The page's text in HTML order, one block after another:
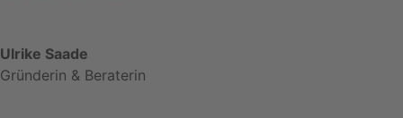
Ulrike Saade
Gründerin & Beraterin